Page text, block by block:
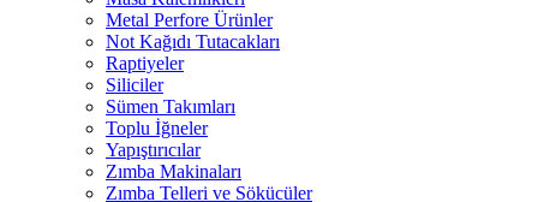
Metal Perfore Ürünler
Not Kağıdı Tutacakları
Raptiyeler
Siliciler
Sümen Takımları
Toplu İğneler
Yapıştırıcılar
Zımba Makinaları
Zımba Telleri ve Sökücüler